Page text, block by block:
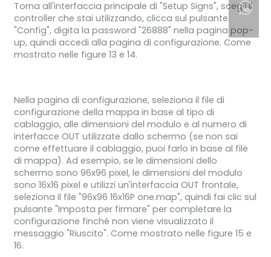
Torna all'interfaccia principale di "Setup Signs", scegli il
controller che stai utilizzando, clicca sul pulsante
"Config", digita la password "26888" nella pagina pop-
up, quindi accedi alla pagina di configurazione. Come
mostrato nelle figure 13 e 14.
Nella pagina di configurazione, seleziona il file di
configurazione della mappa in base al tipo di
cablaggio, alle dimensioni del modulo e al numero di
interfacce OUT utilizzate dallo schermo (se non sai
come effettuare il cablaggio, puoi farlo in base al file
di mappa). Ad esempio, se le dimensioni dello
schermo sono 96x96 pixel, le dimensioni del modulo
sono 16x16 pixel e utilizzi un'interfaccia OUT frontale,
seleziona il file "96x96 16x16P one.map", quindi fai clic sul
pulsante "Imposta per firmare" per completare la
configurazione finché non viene visualizzato il
messaggio "Riuscito". Come mostrato nelle figure 15 e
16.